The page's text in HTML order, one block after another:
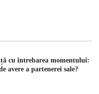
cu întrebarea momentului:
avere a partenerei sale?